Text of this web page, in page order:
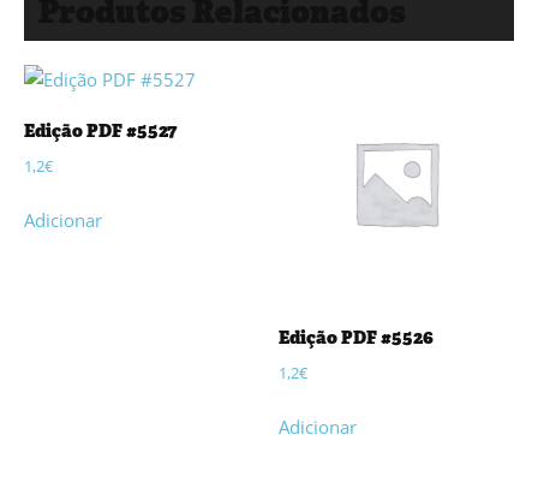
Edição PDF #5527
1,2€
Adicionar
Edição PDF #5526
1,2€
Adicionar